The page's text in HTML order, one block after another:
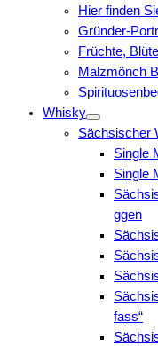
Hier finden
Gründer-
Früchte,
Malzmönch
Whisky
Sächsischer
Single
Single
ggen
fass“